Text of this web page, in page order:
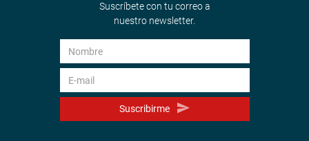
Suscríbete con tu correo a
nuestro newsletter.
Suscribirme